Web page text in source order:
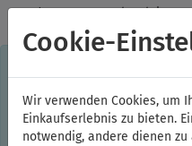
✓Jeden Monat starke
Kostenlose Lieferung im
Einkaufserlebnis. Dabei
Informationen oder die
gespeichert. Ohne Cookies
Online-Shops eingeschränkt.
Cookie-
Wir verwenden Cookies, um
Einkaufserlebnis zu bieten.
notwendig, andere dienen